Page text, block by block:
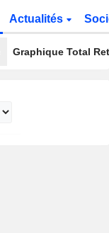
Actualités
Graphique Total